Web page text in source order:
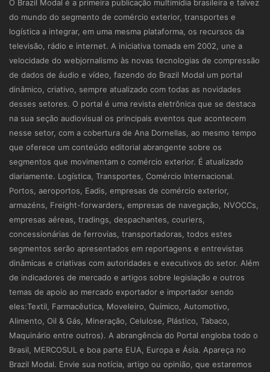
O Brazil Modal é a primeira publicação multimídia brasileira e talvez
do mundo do segmento de comércio exterior, transportes e
logística a integrar, em uma mesma plataforma, os recursos da
televisão, rádio e internet. A iniciativa tomada em 2002, une a
velocidade do webjornalismo às novas tecnologias de compressão
de dados de áudio e vídeo, fazendo do Brazil Modal um portal
dinâmico, criativo, sempre atualizado com todas as novidades
desses setores. O portal é uma revista eletrônica que se destaca
na sua seção audiovisual os principais eventos que acontecem
nesse setor, com a cobertura de Ana Dornellas, ao mesmo tempo
que oferece um conteúdo editorial abrangente sobre os
segmentos que movimentam o comércio exterior. É atualizado
diariamente. Logística, Transportes, Comércio Internacional.
Portos, aeroportos, Eadis, empresas de comércio exterior,
armazéns, Freight-forwarders, empresas de navegação, NVOCCs,
empresas aéreas, tradings, despachantes, couriers,
concessionárias de ferrovias, transportadoras, todos estes
segmentos serão apresentados em reportagens e entrevistas
dinâmicas e criativas com autoridades e executivos do setor. Além
de indicadores de mercado e artigos sobre legislação e outros
temas de apoio ao mercado exportador e importador sendo
eles:Textil, Farmacêutica, Moveleiro, Químico, Automotivo,
Alimento, Oil & Gás, Mineração, Celulose, Plástico, Tabaco,
Maquinário entre outros). A abrangência do Portal engloba todo o
Brasil, MERCOSUL e boa parte EUA, Europa e Ásia. Apareça no
Brazil Modal. Envie sua notícia, artigo ou opinião, que estaremos